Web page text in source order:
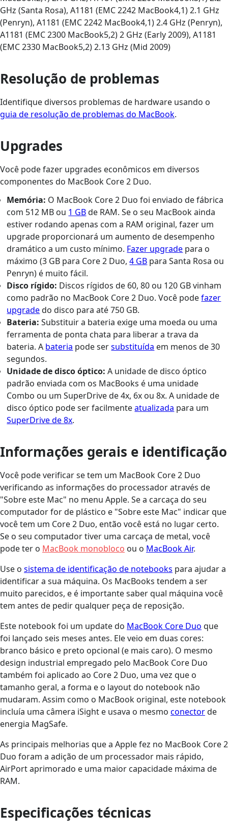
GHz (Santa Rosa), A1181 (EMC 2242 MacBook4,1) 2.1 GHz
(Penryn), A1181 (EMC 2242 MacBook4,1) 2.4 GHz (Penryn),
A1181 (EMC 2300 MacBook5,2) 2 GHz (Early 2009), A1181
(EMC 2330 MacBook5,2) 2.13 GHz (Mid 2009)
Resolução de problemas
Identifique diversos problemas de hardware usando o
guia de resolução de problemas do MacBook.
Upgrades
Você pode fazer upgrades econômicos em diversos
componentes do MacBook Core 2 Duo.
Memória: O MacBook Core 2 Duo foi enviado de fábrica
com 512 MB ou 1 GBde RAM. Se o seu MacBook ainda
estiver rodando apenas com a RAM original, fazer um
upgrade proporcionará um aumento de desempenho
dramático a um custo mínimo. Fazer upgrade para o
máximo (3 GB para Core 2 Duo,4 GB para Santa Rosa ou
Penryn) é muito fácil.
Disco rígido: Discos rígidos de 60, 80 ou 120 GB vinham
como padrão no MacBook Core 2 Duo. Você podefazer
upgradedo disco para até 750 GB.
Bateria: Substituir a bateria exige uma moeda ou uma
ferramenta de ponta chata para liberar a trava da
bateria. A bateria pode sersubstituída em menos de 30
segundos.
Unidade de disco óptico: A unidade de disco óptico
padrão enviada com os MacBooks é uma unidade
Combo ou um SuperDrive de 4x, 6x ou 8x. A unidade de
disco óptico pode ser facilmenteatualizada para um
SuperDrive de 8x.
Informações gerais e identificação
Você pode verificar se tem um MacBook Core 2 Duo
verificando as informações do processador através de
"Sobre este Mac" no menu Apple. Se a carcaça do seu
computador for de plástico e "Sobre este Mac" indicar que
você tem um Core 2 Duo, então você está no lugar certo.
Se o seu computador tiver uma carcaça de metal, você
pode ter o MacBook monobloco ou o MacBook Air.
Use o sistema de identificação de notebooks para ajudar a
identificar a sua máquina. Os MacBooks tendem a ser
muito parecidos, e é importante saber qual máquina você
tem antes de pedir qualquer peça de reposição.
Este notebook foi um update do MacBook Core Duo que
foi lançado seis meses antes. Ele veio em duas cores:
branco básico e preto opcional (e mais caro). O mesmo
design industrial empregado pelo MacBook Core Duo
também foi aplicado ao Core 2 Duo, uma vez que o
tamanho geral, a forma e o layout do notebook não
mudaram. Assim como o MacBook original, este notebook
incluía uma câmera iSight e usava o mesmo conectorde
energia MagSafe.
As principais melhorias que a Apple fez no MacBook Core 2
Duo foram a adição de um processador mais rápido,
AirPort aprimorado e uma maior capacidade máxima de
RAM.
Especificações técnicas